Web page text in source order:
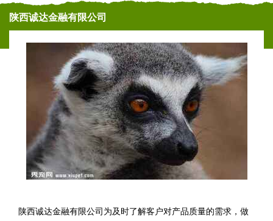
陕西诚达金融有限公司
陕西诚达金融有限公司为及时了解客户对产品质量的需求，做